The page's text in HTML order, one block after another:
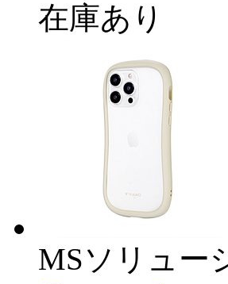
在庫あり
MSソリュー